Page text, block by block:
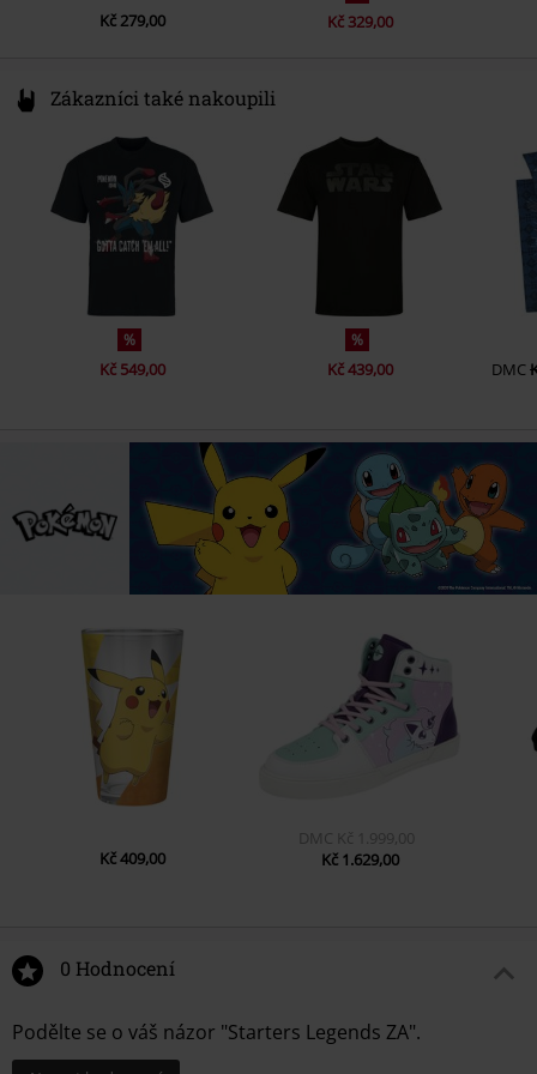
Kč 279,00 Kč 329,00
Zákazníci také nakoupili
%
Kč 549,00
%
Kč 439,00 DMC
Kč 409,00
DMC Kč 1.999,00
Kč 1.629,00
0 Hodnocení
Podělte se o váš názor "Starters Legends ZA".